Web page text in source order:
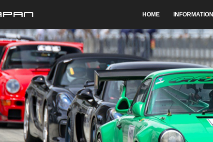
HOME INFORMATION